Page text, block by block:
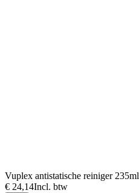
Vuplex antistatische reiniger 235ml
€ 24,14Incl. btw